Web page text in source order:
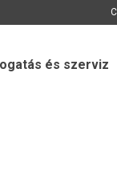
és szerviz